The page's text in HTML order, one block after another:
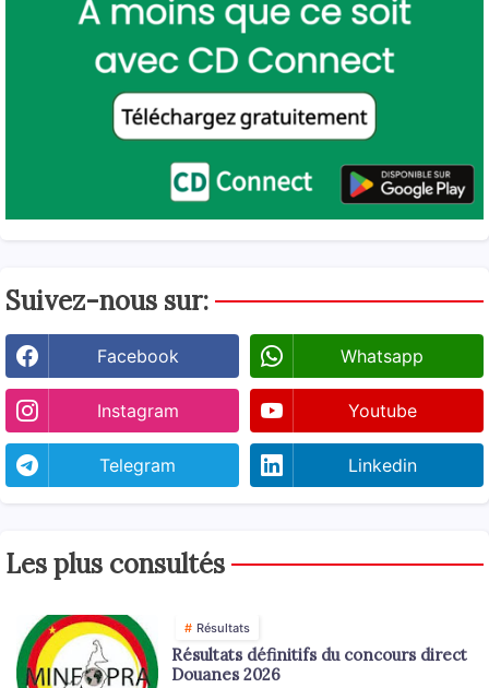
Suivez-nous sur:
Facebook Whatsapp
Instagram Youtube
Telegram Linkedin
Les plus consultés
Résultats
Résultats définitifs du concours direct
Douanes 2026